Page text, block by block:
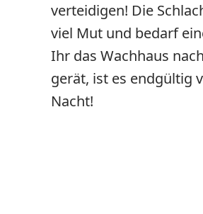
verteidigen! Die
viel Mut und bedarf
Ihr das Wachhaus
gerät, ist es endgültig
Nacht!